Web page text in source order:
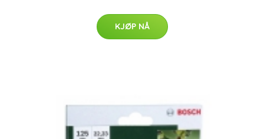
KJØP NÅ